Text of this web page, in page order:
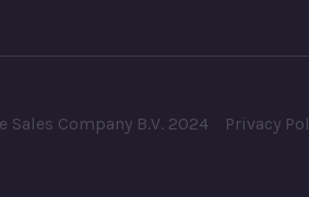
Sales Company B.V. 2024 Privacy